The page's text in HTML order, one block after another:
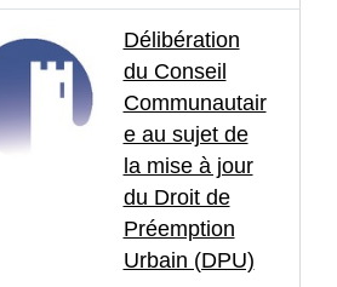
Délibération
du Conseil
Communautair
e au sujet de
la mise à jour
du Droit de
Préemption
Urbain (DPU)